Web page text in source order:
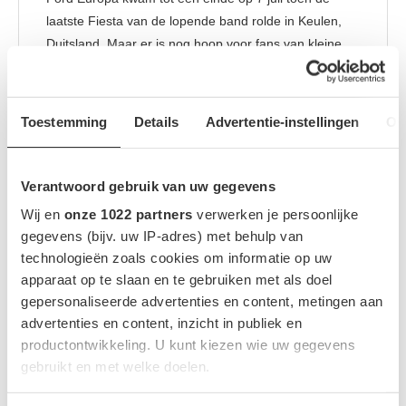
Toestemming Details Advertentie-instellingen
Verantwoord gebruik van uw gegevens
Wij en onze 1022 partners verwerken je persoonlijke
gegevens (bijv. uw IP-adres) met behulp van
technologieën zoals cookies om informatie op uw
apparaat op te slaan en te gebruiken met als doel
gepersonaliseerde advertenties en content, metingen aan
advertenties en content, inzicht in publiek en
productontwikkeling. U kunt kiezen wie uw gegevens
gebruikt en met welke doelen.
laatste Fiesta van de lopende band rolde in Keulen,
Duitsland. Maar er is nog hoop voor fans van kleine
kunnen bieden om …
LEES MEER